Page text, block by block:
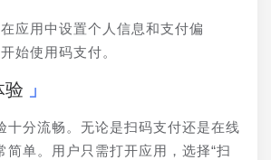
在应用中设置个人信息和支付偏
始使用码支付。
验
十分流畅。无论是扫码支付还是在线
简单。用户只需打开应用，选择“扫